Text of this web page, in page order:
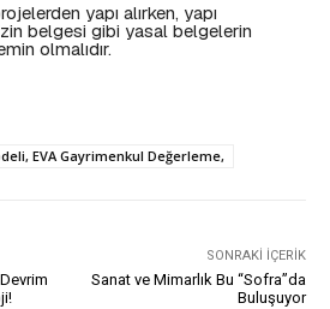
yapı alırken, yapı
belgesi gibi yasal belgelerin
olmalıdır.
EVA Gayrimenkul Değerleme,
SONRAKI İÇERIK
Sanat ve Mimarlık Bu “Sofra”da
Buluşuyor